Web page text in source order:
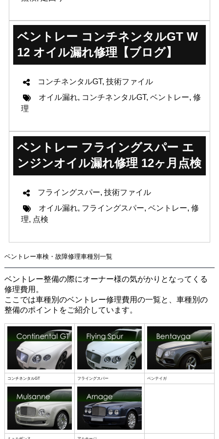
ベントレー コンチネンタルGT W
12 オイル漏れ修理【ブログ】
コンチネンタルGT, 技術ファイル
オイル漏れ, コンチネンタルGT, ベントレー, 修
理
ベントレー フライングスパー エ
ンジンオイル漏れ修理 12ヶ月点検
フライングスパー, 技術ファイル
オイル漏れ, フライングスパー, ベントレー, 修
理, 点検
ベントレー車検・故障修理車種別一覧
ベントレー整備の際にオーナー様の気がかりとなってくる
修理費用。
ここでは車種別のベントレー修理費用の一覧と、車種別の
整備のポイントをご紹介しています。
コンチネンタルGT フライングスパー ベンテイガ